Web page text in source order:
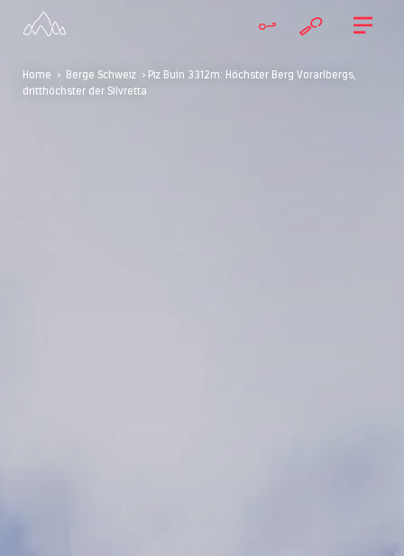
Home > Berge Schweiz > Piz Buin 3312m: Höchster Berg Vorarlbergs,
dritthöchster der Silvretta